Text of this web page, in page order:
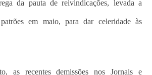
da pauta de reivindicações, levada a
em maio, para dar celeridade às
as recentes demissões nos Jornais e